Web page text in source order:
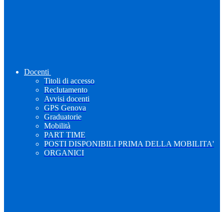
Docenti
Titoli di accesso
Reclutamento
Avvisi docenti
GPS Genova
Graduatorie
Mobilità
PART TIME
POSTI DISPONIBILI PRIMA DELLA MOBILITA'
ORGANICI